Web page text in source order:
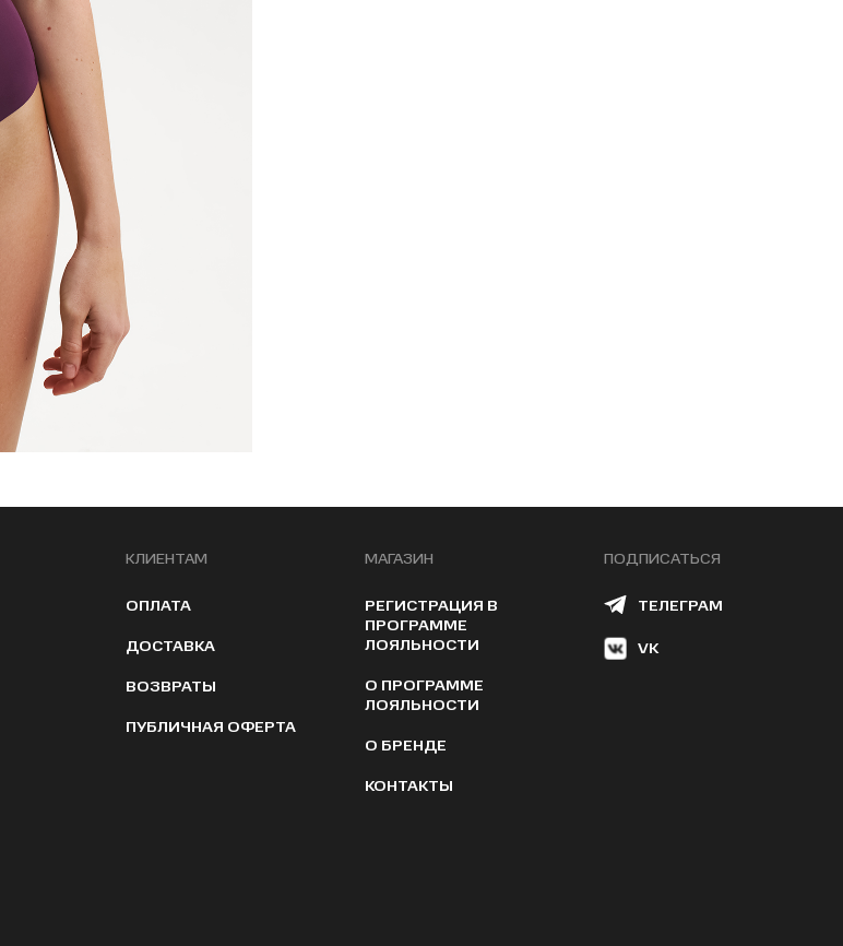
КЛИЕНТАМ
ОПЛАТА
ДОСТАВКА
ВОЗВРАТЫ
ПУБЛИЧНАЯ ОФЕРТА
МАГАЗИН
РЕГИСТРАЦИЯ В
ПРОГРАММЕ
ЛОЯЛЬНОСТИ
О ПРОГРАММЕ
ЛОЯЛЬНОСТИ
О БРЕНДЕ
КОНТАКТЫ
ПОДПИСАТЬСЯ
ТЕЛЕГРАМ
VK